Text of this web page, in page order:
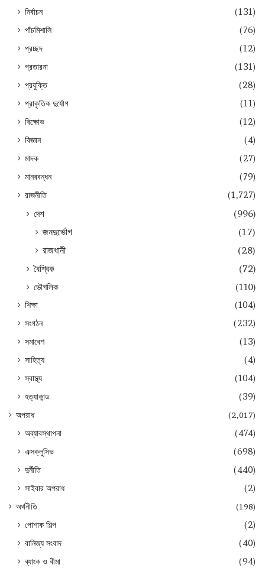
নির্বাচন
(131)
পাঁচমিশালি
(76)
প্রচ্ছদ
(12)
প্রতারনা
(131)
প্রযুক্তি
(28)
প্রাকৃতিক দুর্যোগ
(11)
বিক্ষোভ
(12)
বিজ্ঞান
(4)
মাদক
(27)
মানববন্ধন
(79)
রাজনীতি
(1,727)
দেশ
(996)
জনদুর্ভোগ
(17)
রাজধানী
(28)
বৈশ্বিক
(72)
ভৌগলিক
(110)
শিক্ষা
(104)
সংগঠন
(232)
সমাবেশ
(13)
সাহিত্য
(4)
স্বাস্থ্য
(104)
হত্যাকান্ড
(39)
অপরাধ (2,017)
অব্যাবস্থাপনা
(474)
এক্সক্লুসিভ
(698)
দুর্নীতি
(440)
সাইবার অপরাধ
(2)
অর্থনীতি (198)
পোশাক শিল্প
(2)
বানিজ্য সংবাদ
(40)
ব্যাংক ও বীমা
(94)